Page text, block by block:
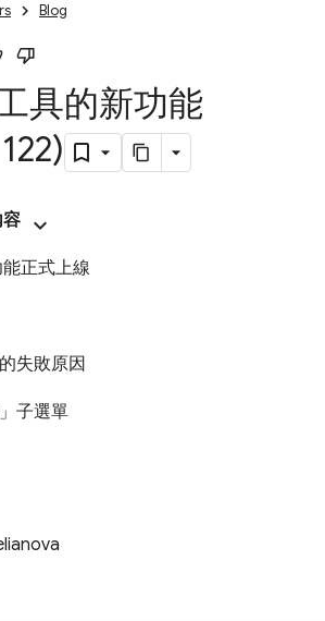
Blog
具的新功能
正式上線
失敗原因
子選單